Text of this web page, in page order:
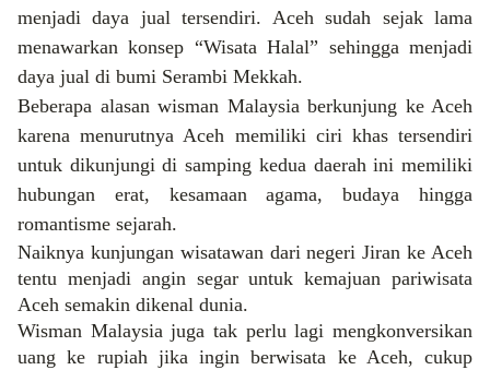
menjadi daya jual tersendiri. Aceh sudah sejak lama
menawarkan konsep “Wisata Halal” sehingga menjadi
daya jual di bumi Serambi Mekkah.
Beberapa alasan wisman Malaysia berkunjung ke Aceh
karena menurutnya Aceh memiliki ciri khas tersendiri
untuk dikunjungi di samping kedua daerah ini memiliki
hubungan erat, kesamaan agama, budaya hingga
romantisme sejarah.
Naiknya kunjungan wisatawan dari negeri Jiran ke Aceh
tentu menjadi angin segar untuk kemajuan pariwisata
Aceh semakin dikenal dunia.
Wisman Malaysia juga tak perlu lagi mengkonversikan
uang ke rupiah jika ingin berwisata ke Aceh, cukup